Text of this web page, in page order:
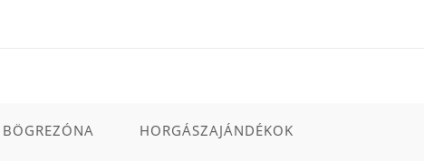
BÖGREZÓNA HORGÁSZAJÁNDÉKOK